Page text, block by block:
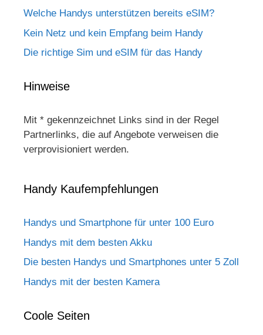
Welche Handys unterstützen bereits eSIM?
Kein Netz und kein Empfang beim Handy
Die richtige Sim und eSIM für das Handy
Hinweise
Mit * gekennzeichnet Links sind in der Regel
Partnerlinks, die auf Angebote verweisen die
verprovisioniert werden.
Handy Kaufempfehlungen
Handys und Smartphone für unter 100 Euro
Handys mit dem besten Akku
Die besten Handys und Smartphones unter 5 Zoll
Handys mit der besten Kamera
Coole Seiten